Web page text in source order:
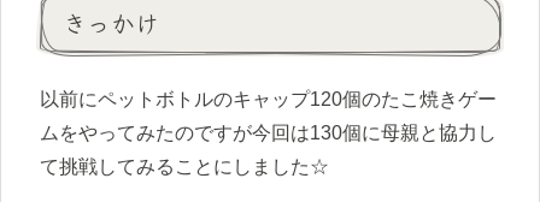
きっかけ
以前にペットボトルのキャップ120個のたこ焼きゲー
ムをやってみたのですが今回は130個に母親と協力し
て挑戦してみることにしました☆